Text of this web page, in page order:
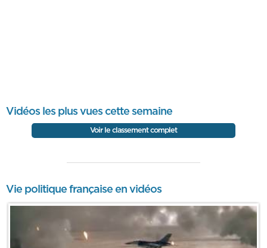
Vidéos les plus vues cette semaine
Voir le classement complet
Vie politique française en vidéos